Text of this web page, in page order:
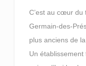
C’est au cœur du
Germain-des-
plus anciens de
Un